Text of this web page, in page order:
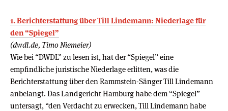
1. Berichterstattung über Till Lindemann: Niederlage für
den “Spiegel”
(dwdl.de, Timo Niemeier)
Wie bei “DWDL” zu lesen ist, hat der “Spiegel” eine
empfindliche juristische Niederlage erlitten, was die
Berichterstattung über den Rammstein-Sänger Till Lindemann
anbelangt. Das Landgericht Hamburg habe dem “Spiegel”
untersagt, “den Verdacht zu erwecken, Till Lindemann habe